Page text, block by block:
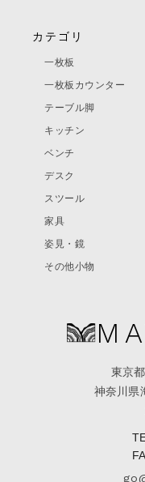
東京
神奈川県
カテゴリ
一枚板
一枚板カウンター
テーブル脚
キッチン
ベンチ
デスク
スツール
家具
姿見・鏡
その他小物